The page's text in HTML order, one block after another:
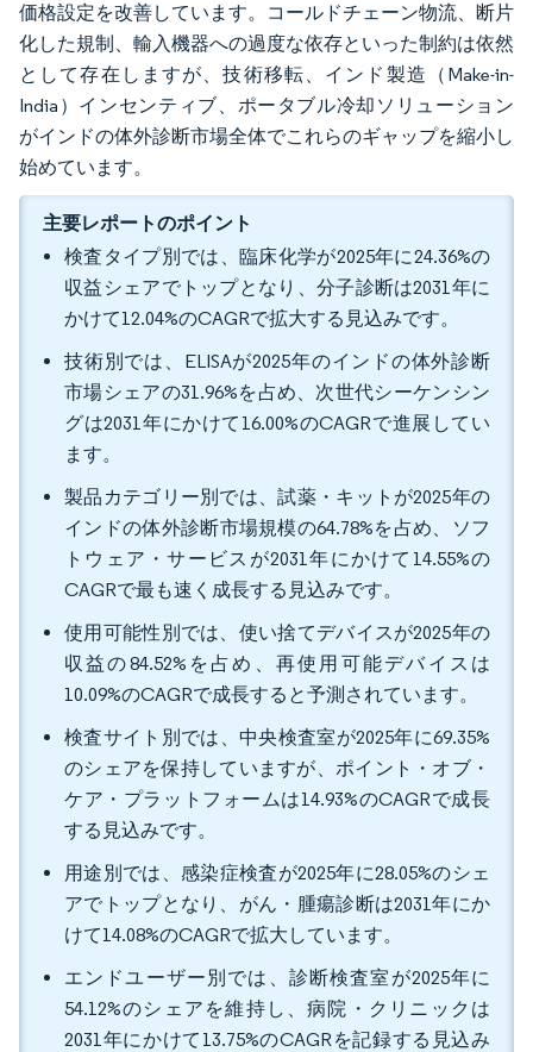
価格設定を改善しています。コールドチェーン物流、断片
化した規制、輸入機器への過度な依存といった制約は依然
として存在しますが、技術移転、インド製造（Make-in-
India）インセンティブ、ポータブル冷却ソリューション
がインドの体外診断市場全体でこれらのギャップを縮小し
始めています。
主要レポートのポイント
検査タイプ別では、臨床化学が2025年に24.36%の
収益シェアでトップとなり、分子診断は2031年に
かけて12.04%のCAGRで拡大する見込みです。
技術別では、ELISAが2025年のインドの体外診断
市場シェアの31.96%を占め、次世代シーケンシン
グは2031年にかけて16.00%のCAGRで進展してい
ます。
製品カテゴリー別では、試薬・キットが2025年の
インドの体外診断市場規模の64.78%を占め、ソフ
トウェア・サービスが2031年にかけて14.55%の
CAGRで最も速く成長する見込みです。
使用可能性別では、使い捨てデバイスが2025年の
収益の84.52%を占め、再使用可能デバイスは
10.09%のCAGRで成長すると予測されています。
検査サイト別では、中央検査室が2025年に69.35%
のシェアを保持していますが、ポイント・オブ・
ケア・プラットフォームは14.93%のCAGRで成長
する見込みです。
用途別では、感染症検査が2025年に28.05%のシェ
アでトップとなり、がん・腫瘍診断は2031年にか
けて14.08%のCAGRで拡大しています。
エンドユーザー別では、診断検査室が2025年に
54.12%のシェアを維持し、病院・クリニックは
2031年にかけて13.75%のCAGRを記録する見込み